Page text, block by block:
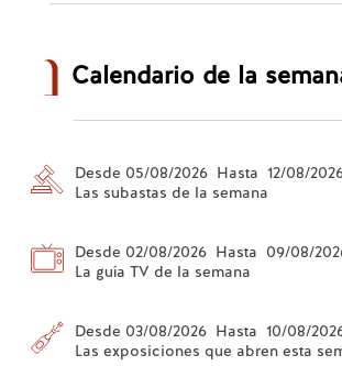
Calendario de la
Desde 05/08/2026 Hasta 12/08/
Las subastas de la semana
Desde 02/08/2026 Hasta 09/08/
La guía TV de la semana
Desde 03/08/2026 Hasta 10/08/
Las exposiciones que abren esta